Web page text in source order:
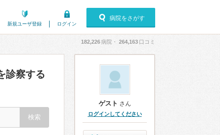
新規ユーザ登録 ログイン
病院をさがす
182,226病院・ 264,163 口コミ
診察する
ゲスト さん
ログインしてください